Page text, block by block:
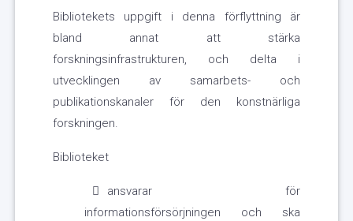
Bibliotekets uppgift i denna förflyttning är
bland annat att stärka
forskningsinfrastrukturen, och delta i
utvecklingen av samarbets- och
publikationskanaler för den konstnärliga
forskningen.
Biblioteket
ansvarar för
informationsförsörjningen och ska